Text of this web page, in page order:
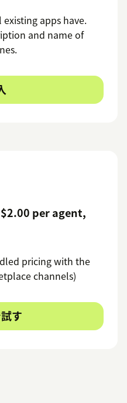
apps have.
and name of
per agent,
pricing with the
channels)
す